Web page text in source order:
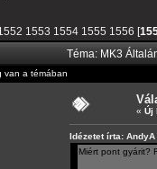
1553 1554 1555 1556 [
Téma: MK3
van a témában
« Új
Idézetet írta:
Miért pont gyárit?